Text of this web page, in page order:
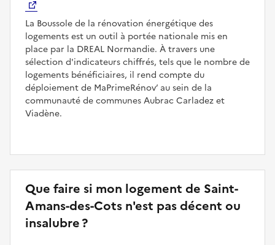
La Boussole de la rénovation énergétique des
logements est un outil à portée nationale mis en
place par la DREAL Normandie. À travers une
sélection d'indicateurs chiffrés, tels que le nombre de
logements bénéficiaires, il rend compte du
déploiement de MaPrimeRénov’ au sein de la
communauté de communes Aubrac Carladez et
Viadène.
Que faire si mon logement de Saint-
Amans-des-Cots n'est pas décent ou
insalubre ?